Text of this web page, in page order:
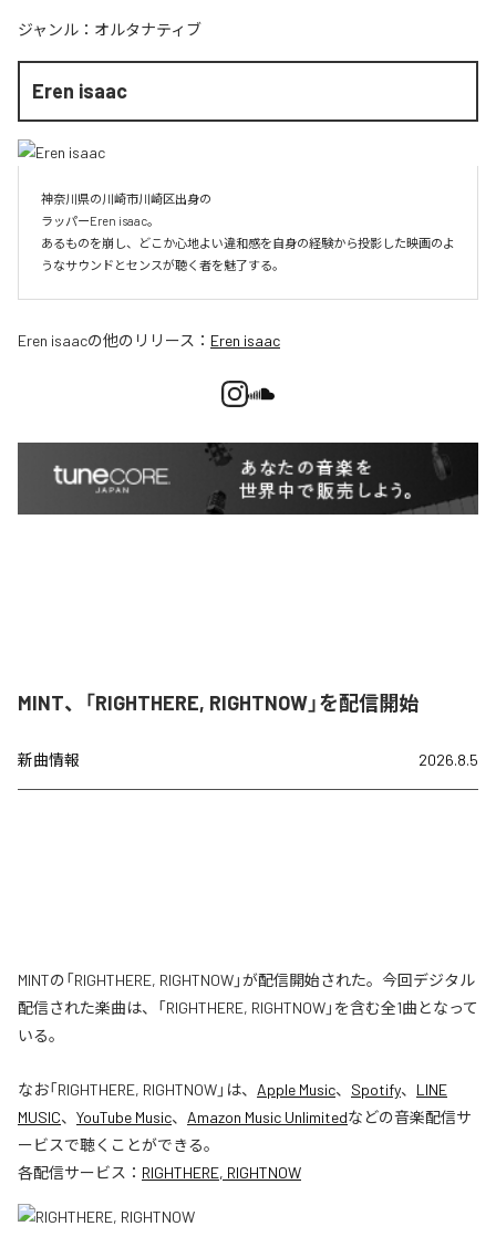
ジャンル： オルタナティブ
Eren isaac
神奈川県の川崎市川崎区出身の
ラッパーEren isaac。
あるものを崩し、どこか心地よい違和感を自身の経験から投影した映画のよ
うなサウンドとセンスが聴く者を魅了する。
Eren isaacの他のリリース： Eren isaac
MINT、「RIGHTHERE, RIGHTNOW」を配信開始
新曲情報 2026.8.5
MINTの「RIGHTHERE, RIGHTNOW」が配信開始された。今回デジタル
配信された楽曲は、「RIGHTHERE, RIGHTNOW」を含む全1曲となって
いる。
なお「RIGHTHERE, RIGHTNOW」は、 Apple Music、 Spotify、 LINE
MUSIC、 YouTube Music、 Amazon Music Unlimitedなどの音楽配信サ
ービスで聴くことができる。
各配信サービス： RIGHTHERE, RIGHTNOW